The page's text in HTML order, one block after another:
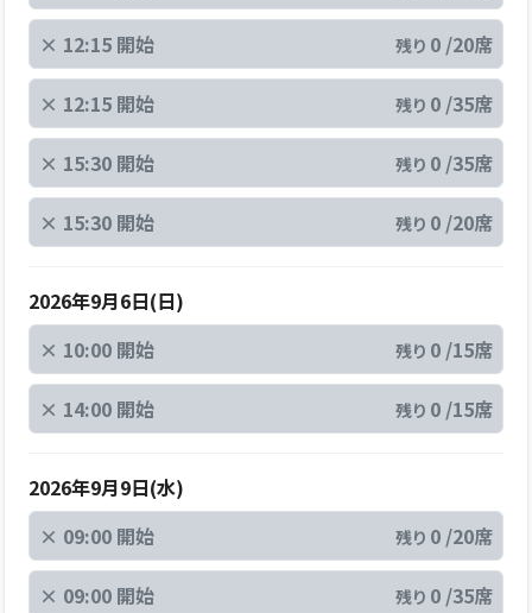
× 12:15 開始 残り0 /20席
× 12:15 開始 残り0 /35席
× 15:30 開始 残り0 /35席
× 15:30 開始 残り0 /20席
2026年9月6日(日)
× 10:00 開始 残り0 /15席
× 14:00 開始 残り0 /15席
2026年9月9日(水)
× 09:00 開始 残り0 /20席
× 09:00 開始 残り0 /35席